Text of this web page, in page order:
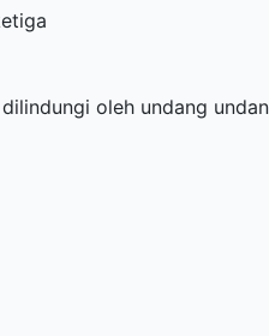
oleh undang